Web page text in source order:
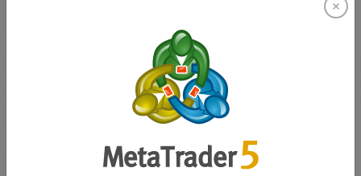
إذا تحرك السوق بقوة ضد مركزك، فلن تتجاوز
خسائرك أبدًا أموالك المودعة
تحصل على حماية مدمجة، بدون رسوم إضافية
هذه الأداة هي شبكة أمان تساعدك على حمايتك
من الأحداث النادرة والمدمرة، مما يجعل تجربة
التداول الخاصة بك أكثر أمانًا بشكل عام.